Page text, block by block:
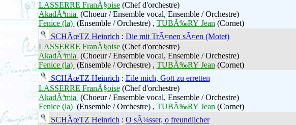
LASSERRE FranÃ§oise(Chef d'orchestre)
AkadÃªmia (Choeur / Ensemble vocal, Ensemble / Orchestre)
Fenice (la) (Ensemble / Orchestre) , TUBÃ‰RY Jean(Cornet)
SCHÃœTZ Heinrich: Die mit TrÃ¤nen sÃ¤en (Motet)
LASSERRE FranÃ§oise(Chef d'orchestre)
AkadÃªmia (Choeur / Ensemble vocal, Ensemble / Orchestre)
Fenice (la) (Ensemble / Orchestre) , TUBÃ‰RY Jean(Cornet)
SCHÃœTZ Heinrich: Eile mich, Gott zu erretten
LASSERRE FranÃ§oise(Chef d'orchestre)
AkadÃªmia (Choeur / Ensemble vocal, Ensemble / Orchestre)
Fenice (la) (Ensemble / Orchestre) , TUBÃ‰RY Jean(Cornet)
SCHÃœTZ Heinrich: O sÃ¼sser, o freundlicher